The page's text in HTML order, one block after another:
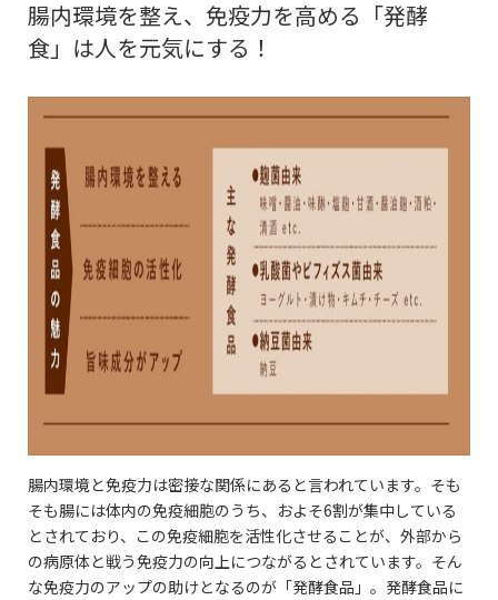
腸内環境を整え、免疫力を高める「発酵
食」は人を元気にする！
腸内環境と免疫力は密接な関係にあると言われています。そも
そも腸には体内の免疫細胞のうち、およそ6割が集中している
とされており、この免疫細胞を活性化させることが、外部から
の病原体と戦う免疫力の向上につながるとされています。そん
な免疫力のアップの助けとなるのが「発酵食品」。発酵食品に